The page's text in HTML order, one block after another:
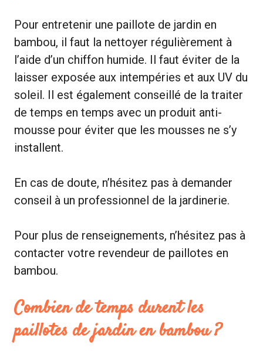
Pour entretenir une paillote de jardin en
bambou, il faut la nettoyer régulièrement à
l’aide d’un chiffon humide. Il faut éviter de la
laisser exposée aux intempéries et aux UV du
soleil. Il est également conseillé de la traiter
de temps en temps avec un produit anti-
mousse pour éviter que les mousses ne s’y
installent.
En cas de doute, n’hésitez pas à demander
conseil à un professionnel de la jardinerie.
Pour plus de renseignements, n’hésitez pas à
contacter votre revendeur de paillotes en
bambou.
Combien de temps durent les
paillotes de jardin en bambou ?